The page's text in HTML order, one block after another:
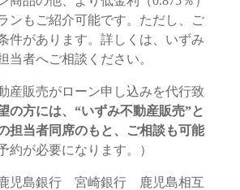
ンもご紹介可能です。ただし、ご
件があります。詳しくは、いずみ
当者へご相談ください。
産販売がローン申し込みを代行致
の方には、“いずみ不動産販売”と
担当者同席のもと、ご相談も可能
約が必要になります。）
児島銀行 宮崎銀行 鹿児島相互